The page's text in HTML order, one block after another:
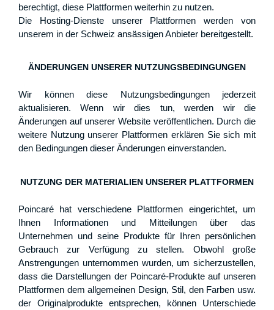
berechtigt, diese Plattformen weiterhin zu nutzen.
Die Hosting-Dienste unserer Plattformen werden von
unserem in der Schweiz ansässigen Anbieter bereitgestellt.
ÄNDERUNGEN UNSERER NUTZUNGSBEDINGUNGEN
Wir können diese Nutzungsbedingungen jederzeit
aktualisieren. Wenn wir dies tun, werden wir die
Änderungen auf unserer Website veröffentlichen. Durch die
weitere Nutzung unserer Plattformen erklären Sie sich mit
den Bedingungen dieser Änderungen einverstanden.
NUTZUNG DER MATERIALIEN UNSERER PLATTFORMEN
Poincaré hat verschiedene Plattformen eingerichtet, um
Ihnen Informationen und Mitteilungen über das
Unternehmen und seine Produkte für Ihren persönlichen
Gebrauch zur Verfügung zu stellen. Obwohl große
Anstrengungen unternommen wurden, um sicherzustellen,
dass die Darstellungen der Poincaré-Produkte auf unseren
Plattformen dem allgemeinen Design, Stil, den Farben usw.
der Originalprodukte entsprechen, können Unterschiede